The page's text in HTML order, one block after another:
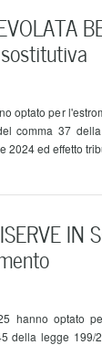
optato per
comma 37
2024 ed effetto
IN
hanno optato
della legge